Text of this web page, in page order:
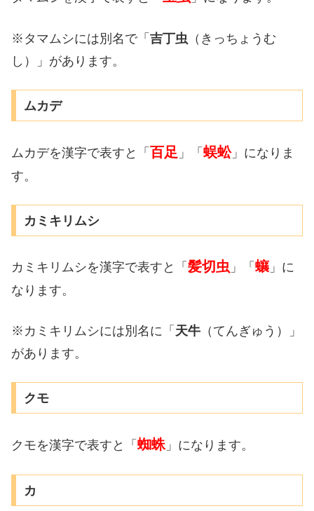
※タマムシには別名で「 吉丁虫 （きっちょうむ
し）」があります。
ムカデ
ムカデを漢字で表すと「 百足 」「 蜈蚣」になりま
す。
カミキリムシ
カミキリムシを漢字で表すと「 髪切虫 」「 蠰」に
なります。
※カミキリムシには別名に「 天牛 （てんぎゅう）」
があります。
クモ
クモを漢字で表すと「 蜘蛛 」になります。
カ